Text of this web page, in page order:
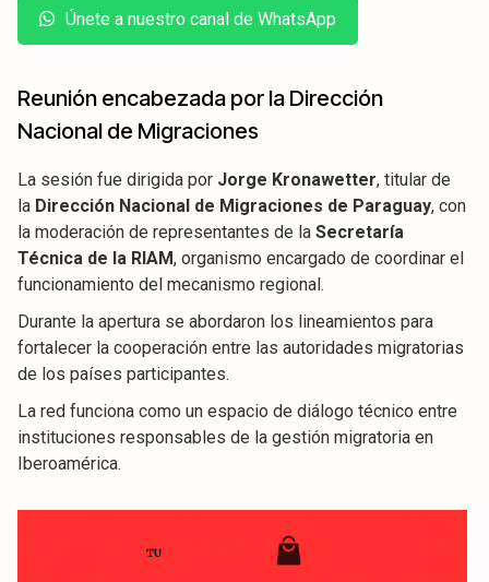
Únete a nuestro canal de WhatsApp
Reunión encabezada por la Dirección
Nacional de Migraciones
La sesión fue dirigida por Jorge Kronawetter, titular de
la Dirección Nacional de Migraciones de Paraguay, con
la moderación de representantes de la Secretaría
Técnica de la RIAM, organismo encargado de coordinar el
funcionamiento del mecanismo regional.
Durante la apertura se abordaron los lineamientos para
fortalecer la cooperación entre las autoridades migratorias
de los países participantes.
La red funciona como un espacio de diálogo técnico entre
instituciones responsables de la gestión migratoria en
Iberoamérica.